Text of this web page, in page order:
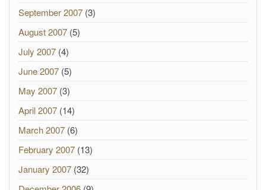
September 2007 (3)
August 2007 (5)
July 2007 (4)
June 2007 (5)
May 2007 (3)
April 2007 (14)
March 2007 (6)
February 2007 (13)
January 2007 (32)